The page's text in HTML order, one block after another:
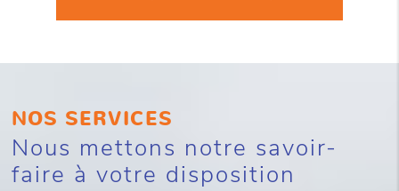
NOS SERVICES
Nous mettons notre savoir-
faire à votre disposition